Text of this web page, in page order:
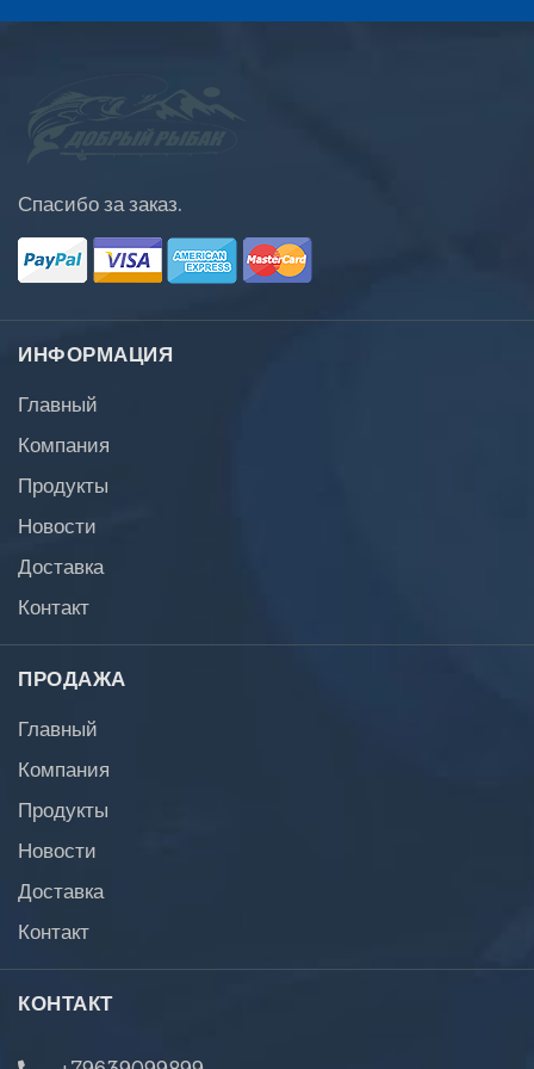
Спасибо за заказ.
ИНФОРМАЦИЯ
Главный
Компания
Продукты
Новости
Доставка
Контакт
ПРОДАЖА
Главный
Компания
Продукты
Новости
Доставка
Контакт
КОНТАКТ